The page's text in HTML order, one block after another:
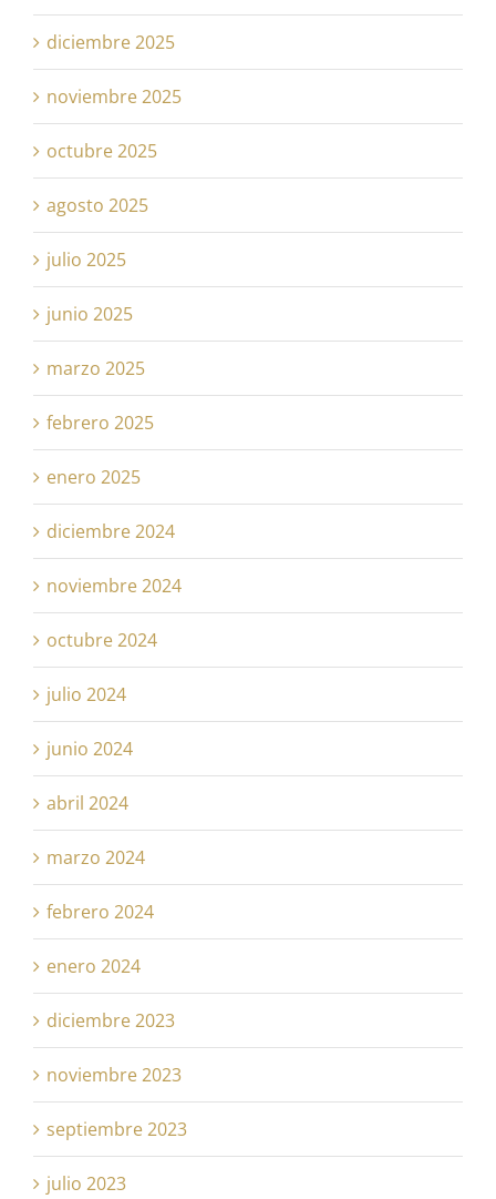
diciembre 2025
noviembre 2025
octubre 2025
agosto 2025
julio 2025
junio 2025
marzo 2025
febrero 2025
enero 2025
diciembre 2024
noviembre 2024
octubre 2024
julio 2024
junio 2024
abril 2024
marzo 2024
febrero 2024
enero 2024
diciembre 2023
noviembre 2023
septiembre 2023
julio 2023